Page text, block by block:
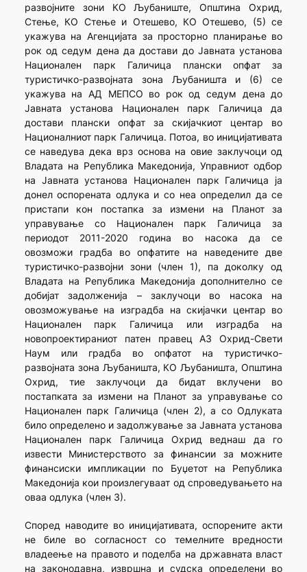
развојните зони КО Љубаниште, Општина Охрид,
Стење, КО Стење и Отешево, КО Отешево, (5) се
укажува на Агенцијата за просторно планирање во
рок од седум дена да достави до Јавната установа
Национален парк Галичица плански опфат за
туристичко-развојната зона Љубаништа и (6) се
укажува на АД МЕПСО во рок од седум дена до
Јавната установа Национален парк Галичица да
достави плански опфат за скијачкиот центар во
Националниот парк Галичица. Потоа, во иницијативата
се наведува дека врз основа на овие заклучоци од
Владата на Република Македонија, Управниот одбор
на Јавната установа Национален парк Галичица ја
донел оспорената одлука и со неа определил да се
пристапи кон постапка за измени на Планот за
управување со Национален парк Галичица за
периодот 2011-2020 година во насока да се
овозможи градба во опфатите на наведените две
туристичко-развојни зони (член 1), па доколку од
Владата на Република Македонија дополнително се
добијат задолженија – заклучоци во насока на
овозможување на изградба на скијачки центар во
Национален парк Галичица или изградба на
новопроектираниот патен правец А3 Охрид-Свети
Наум или градба во опфатот на туристичко-
развојната зона Љубаништа, КО Љубаништа, Општина
Охрид, тие заклучоци да бидат вклучени во
постапката за измени на Планот за управување со
Национален парк Галичица (член 2), а со Одлуката
било определено и задолжување за Јавната установа
Национален парк Галичица Охрид веднаш да го
извести Министерството за финансии за можните
финансиски импликации по Буџетот на Република
Македонија кои произлегуваат од спроведувањето на
оваа одлука (член 3).
Според наводите во иницијативата, оспорените акти
не биле во согласност со темелните вредности
владеење на правото и поделба на државната власт
на законодавна, извршна и судска определени во